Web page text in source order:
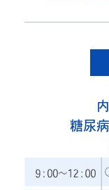
糖尿